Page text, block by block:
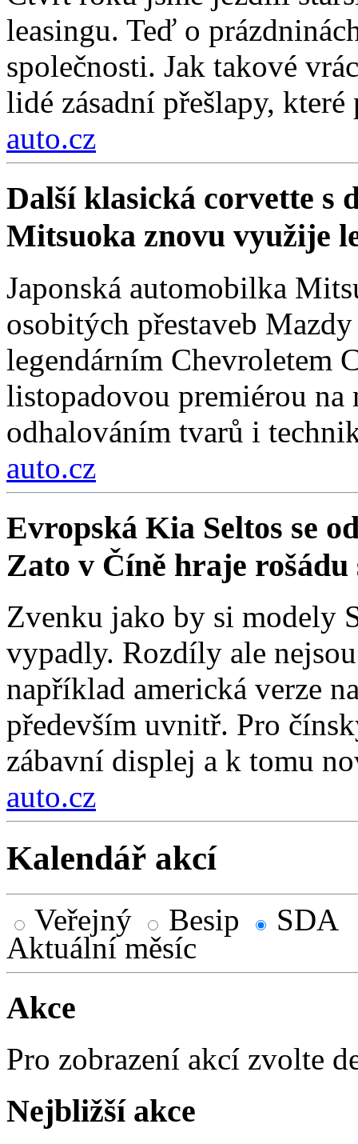
leasingu. Teď o
společnosti. Jak takové
lidé zásadní přešlapy,
auto.cz
Další klasická corvette s
Mitsuoka znovu využije
Japonská automobilka
osobitých přestaveb
legendárním Chevroletem
listopadovou premiérou
odhalováním tvarů i
auto.cz
Evropská Kia Seltos se
Zato v Číně hraje
Zvenku jako by si modely
vypadly. Rozdíly ale
například americká verze
především uvnitř. Pro
zábavní displej a k tomu
auto.cz
Kalendář akcí
Veřejný Besip
SDA
Aktuální měsíc
Akce
Pro zobrazení akcí zvolte
Nejbližší akce